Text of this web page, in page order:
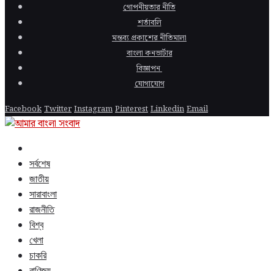
গোপনীয়তার নীতি
শর্তাবলি
মন্তব্য প্রকাশের নীতিমালা
বাংলা কনভার্টার
বিজ্ঞাপন
যোগাযোগ
FacebookTwitterInstagramPinterestLinkedinEmail
সর্বশেষ
জাতীয়
সারাবাংলা
রাজনীতি
বিশ্ব
খেলা
চাকরি